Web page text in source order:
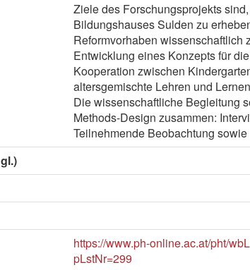
Ziele des Forschungsprojekts
Bildungshauses Sulden zu
Reformvorhaben wissenschaftlich
Entwicklung eines Konzepts für
Kooperation zwischen
altersgemischte Lehren und
Die wissenschaftliche Begleitung
Methods-Design zusammen:
Teilnehmende Beobachtung
https://www.ph-online.ac.at/pht/
pLstNr=299